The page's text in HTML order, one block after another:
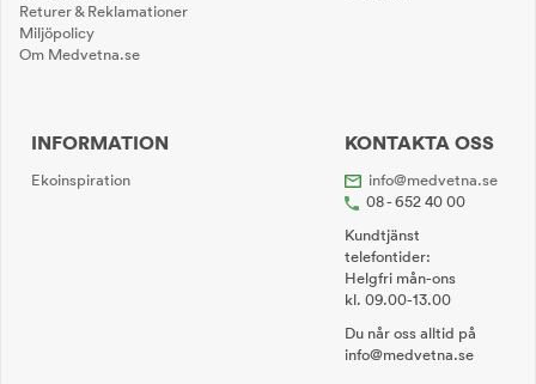
Returer & Reklamationer
Miljöpolicy
Om Medvetna.se
INFORMATION
Ekoinspiration
KONTAKTA OSS
info@medvetna.se
08 - 652 40 00
Kundtjänst
telefontider:
Helgfri mån-ons
kl. 09.00-13.00
Du når oss alltid på
info@medvetna.se